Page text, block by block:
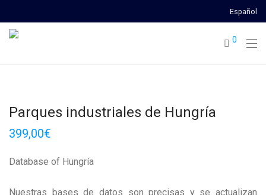
Español
0
Parques industriales de Hungría
399,00€
Database of Hungría
Nuestras bases de datos son precisas y se actualizan